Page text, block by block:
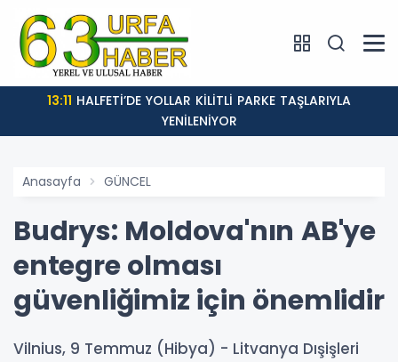
13:11
YENİLENİYOR
Anasayfa GÜNCEL
Budrys: Moldova'nın AB'ye
entegre olması
güvenliğimiz için önemlidir
Vilnius, 9 Temmuz (Hibya) - Litvanya Dışişleri